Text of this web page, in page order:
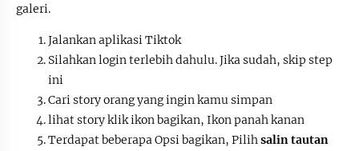
galeri.
Jalankan aplikasi Tiktok
Silahkan login terlebih dahulu. Jika sudah, skip step
ini
Cari story orang yang ingin kamu simpan
lihat story klik ikon bagikan, Ikon panah kanan
Terdapat beberapa Opsi bagikan, Pilih salin tautan